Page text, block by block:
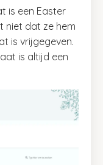
is een Easter
niet dat ze hem
is vrijgegeven.
is altijd een